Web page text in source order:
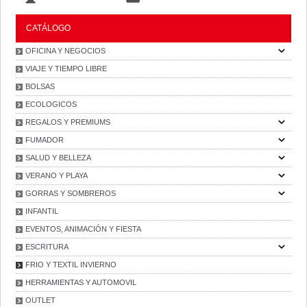
CATÁLOGO
OFICINA Y NEGOCIOS
VIAJE Y TIEMPO LIBRE
BOLSAS
ECOLOGICOS
REGALOS Y PREMIUMS
FUMADOR
SALUD Y BELLEZA
VERANO Y PLAYA
GORRAS Y SOMBREROS
INFANTIL
EVENTOS, ANIMACIÓN Y FIESTA
ESCRITURA
FRIO Y TEXTIL INVIERNO
HERRAMIENTAS Y AUTOMOVIL
OUTLET